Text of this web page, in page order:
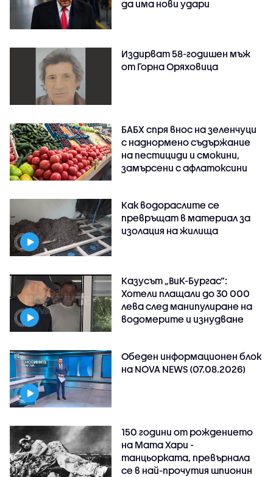
да има нови удари
Издирват 58-годишен мъж
от Горна Оряховица
БАБХ спря внос на зеленчуци
с наднормено съдържание
на пестициди и смокини,
замърсени с афлатоксини
Как водораслите се
превръщат в материал за
изолация на жилища
Казусът „ВиК-Бургас“:
Хотели плащали до 30 000
лева след манипулиране на
водомерите и изнудване
Обеден информационен блок
на NOVA NEWS (07.08.2026)
150 години от рождението
на Мата Хари -
танцьорката, превърнала
се в най-прочутия шпионин